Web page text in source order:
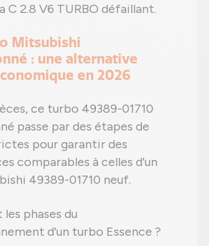
C 2.8 V6 TURBO défaillant.
Mitsubishi
: une alternative
en 2026
ce turbo 49389-01710
passe par des étapes de
pour garantir des
comparables à celles d'un
49389-01710 neuf.
phases du
d'un turbo Essence ?